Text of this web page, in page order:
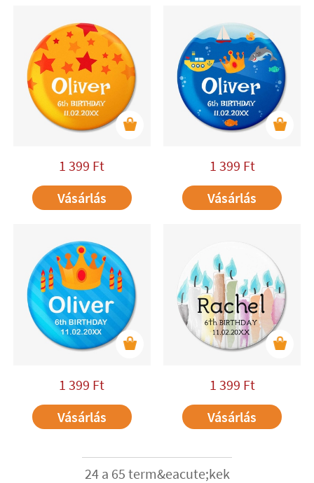
1 399 Ft
Vásárlás
1 399 Ft
Vásárlás
1 399 Ft
Vásárlás
1 399 Ft
Vásárlás
24 a 65 term&eacute;kek